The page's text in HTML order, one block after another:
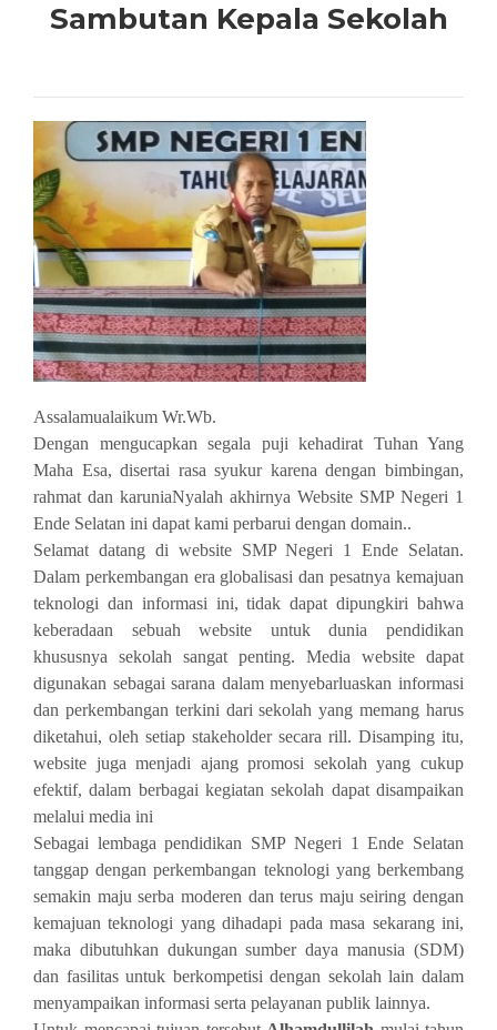
Sambutan Kepala Sekolah
Assalamualaikum Wr.Wb.
Dengan mengucapkan segala puji kehadirat Tuhan Yang
Maha Esa, disertai rasa syukur karena dengan bimbingan,
rahmat dan karuniaNyalah akhirnya Website SMP Negeri 1
Ende Selatan ini dapat kami perbarui dengan domain..
Selamat datang di website SMP Negeri 1 Ende Selatan.
Dalam perkembangan era globalisasi dan pesatnya kemajuan
teknologi dan informasi ini, tidak dapat dipungkiri bahwa
keberadaan sebuah website untuk dunia pendidikan
khususnya sekolah sangat penting. Media website dapat
digunakan sebagai sarana dalam menyebarluaskan informasi
dan perkembangan terkini dari sekolah yang memang harus
diketahui, oleh setiap stakeholder secara rill. Disamping itu,
website juga menjadi ajang promosi sekolah yang cukup
efektif, dalam berbagai kegiatan sekolah dapat disampaikan
melalui media ini
Sebagai lembaga pendidikan SMP Negeri 1 Ende Selatan
tanggap dengan perkembangan teknologi yang berkembang
semakin maju serba moderen dan terus maju seiring dengan
kemajuan teknologi yang dihadapi pada masa sekarang ini,
maka dibutuhkan dukungan sumber daya manusia (SDM)
dan fasilitas untuk berkompetisi dengan sekolah lain dalam
menyampaikan informasi serta pelayanan publik lainnya.